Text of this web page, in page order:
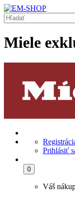
Miele
Prihlásiť
0
Váš